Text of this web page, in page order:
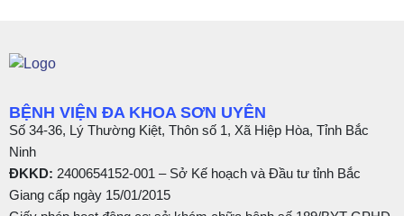
BỆNH VIỆN ĐA KHOA SƠN UYÊN
Số 34-36, Lý Thường Kiệt, Thôn số 1, Xã Hiệp Hòa, Tỉnh Bắc
Ninh
ĐKKD: 2400654152-001 – Sở Kế hoạch và Đầu tư tỉnh Bắc
Giang cấp ngày 15/01/2015